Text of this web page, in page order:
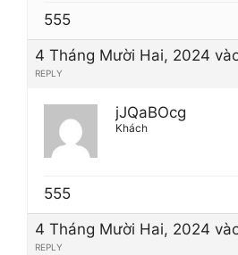
555
4 Tháng Mười Hai, 2024
REPLY
jJQaBOcg
Khách
555
4 Tháng Mười Hai, 2024
REPLY